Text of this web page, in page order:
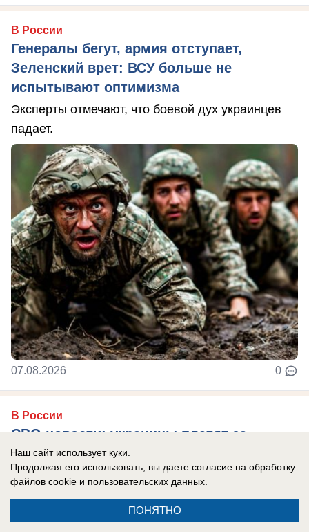
В России
Генералы бегут, армия отступает,
Зеленский врет: ВСУ больше не
испытывают оптимизма
Эксперты отмечают, что боевой дух украинцев
падает.
07.08.2026 0
В России
СВО новости: украинцы платят за
«похищения» с учений, Трамп отказал
Украине в ракетах Patriot, боевики ВСУ
тонут при форсировании Северского
Наш сайт использует куки.
Продолжая его использовать, вы даете согласие на обработку
файлов cookie и пользовательских данных.
ПОНЯТНО